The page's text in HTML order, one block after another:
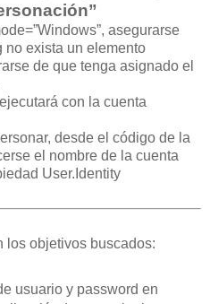
asegurarse
no exista un elemento
de que tenga asignado el
con la cuenta
desde el código de la
el nombre de la cuenta
User.Identity
los objetivos buscados:
usuario y password en